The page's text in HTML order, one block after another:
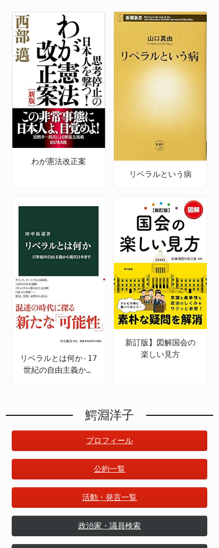
わが憲法改正案
リベラルという病
リベラルとは何か-17
世紀の自由主義から
新訂版】図解国会の
楽しい見方
鰐淵洋子
プロフィール
公約一覧
活動・発言一覧
政治家・議員検索